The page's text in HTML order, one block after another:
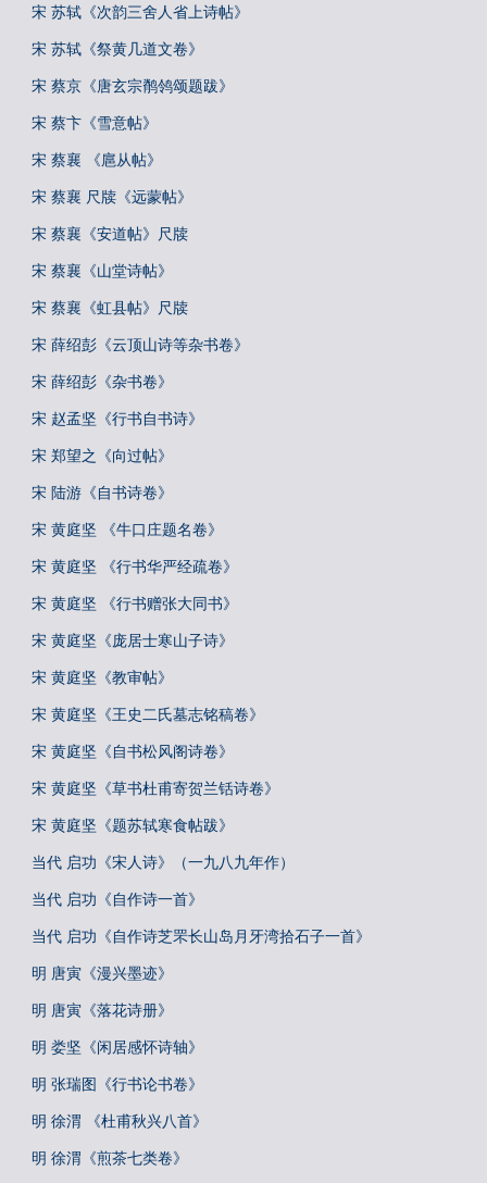
宋 苏轼《次韵三舍人省上诗帖》
宋 苏轼《祭黄几道文卷》
宋 蔡京《唐玄宗鹡鸰颂题跋》
宋 蔡卞《雪意帖》
宋 蔡襄 《扈从帖》
宋 蔡襄 尺牍《远蒙帖》
宋 蔡襄《安道帖》尺牍
宋 蔡襄《山堂诗帖》
宋 蔡襄《虹县帖》尺牍
宋 薛绍彭《云顶山诗等杂书卷》
宋 薛绍彭《杂书卷》
宋 赵孟坚《行书自书诗》
宋 郑望之《向过帖》
宋 陆游《自书诗卷》
宋 黄庭坚 《牛口庄题名卷》
宋 黄庭坚 《行书华严经疏卷》
宋 黄庭坚 《行书赠张大同书》
宋 黄庭坚《庞居士寒山子诗》
宋 黄庭坚《教审帖》
宋 黄庭坚《王史二氏墓志铭稿卷》
宋 黄庭坚《自书松风阁诗卷》
宋 黄庭坚《草书杜甫寄贺兰铦诗卷》
宋 黄庭坚《题苏轼寒食帖跋》
当代 启功《宋人诗》（一九八九年作）
当代 启功《自作诗一首》
当代 启功《自作诗芝罘长山岛月牙湾拾石子一首》
明 唐寅《漫兴墨迹》
明 唐寅《落花诗册》
明 娄坚《闲居感怀诗轴》
明 张瑞图《行书论书卷》
明 徐渭 《杜甫秋兴八首》
明 徐渭《煎茶七类卷》